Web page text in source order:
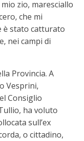
zio, maresciallo
che mi
è stato catturato
nei campi di
Provincia. A
Vesprini,
Consiglio
ha voluto
sull’ex
o cittadino,